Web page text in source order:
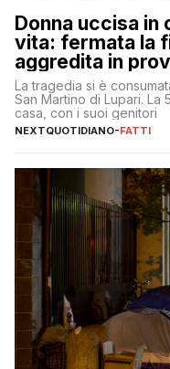
Donna uccisa in
vita: fermata la
aggredita in
La tragedia si è
San Martino di Lupari. La
casa, con i suoi genitori
NEXTQUOTIDIANO-FATTI